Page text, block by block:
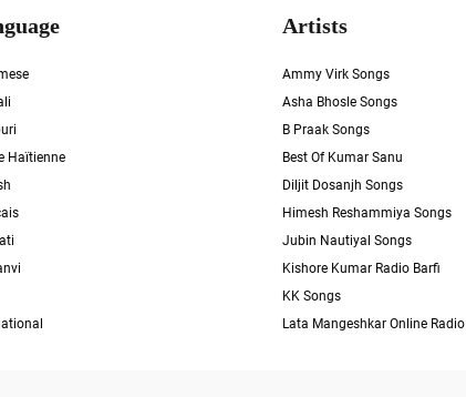
Haïtienne
Artists
Ammy Virk Songs
Asha Bhosle Songs
B Praak Songs
Best Of Kumar Sanu
Diljit Dosanjh Songs
Himesh Reshammiya Songs
Jubin Nautiyal Songs
Kishore Kumar Radio Barfi
KK Songs
Lata Mangeshkar Online Radio